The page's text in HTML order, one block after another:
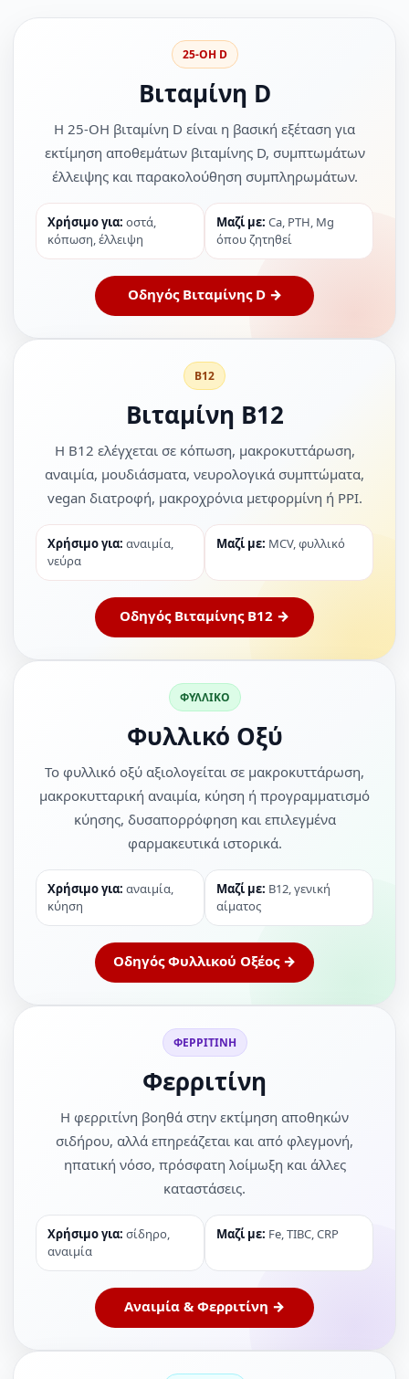
25-OH D
Βιταμίνη D
Η 25-OH βιταμίνη D είναι η βασική εξέταση για
εκτίμηση αποθεμάτων βιταμίνης D, συμπτωμάτων
έλλειψης και παρακολούθηση συμπληρωμάτων.
Χρήσιμο για: οστά,
κόπωση, έλλειψη
Μαζί με: Ca, PTH, Mg
όπου ζητηθεί
Οδηγός Βιταμίνης D →
B12
Βιταμίνη B12
Η B12 ελέγχεται σε κόπωση, μακροκυττάρωση,
αναιμία, μουδιάσματα, νευρολογικά συμπτώματα,
vegan διατροφή, μακροχρόνια μετφορμίνη ή PPI.
Χρήσιμο για: αναιμία,
νεύρα
Μαζί με: MCV, φυλλικό
Οδηγός Βιταμίνης B12 →
ΦΥΛΛΙΚΟ
Φυλλικό Οξύ
Το φυλλικό οξύ αξιολογείται σε μακροκυττάρωση,
μακροκυτταρική αναιμία, κύηση ή προγραμματισμό
κύησης, δυσαπορρόφηση και επιλεγμένα
φαρμακευτικά ιστορικά.
Χρήσιμο για: αναιμία,
κύηση
Μαζί με: B12, γενική
αίματος
Οδηγός Φυλλικού Οξέος →
ΦΕΡΡΙΤΙΝΗ
Φερριτίνη
Η φερριτίνη βοηθά στην εκτίμηση αποθηκών
σιδήρου, αλλά επηρεάζεται και από φλεγμονή,
ηπατική νόσο, πρόσφατη λοίμωξη και άλλες
καταστάσεις.
Χρήσιμο για: σίδηρο,
αναιμία
Μαζί με: Fe, TIBC, CRP
Αναιμία & Φερριτίνη →